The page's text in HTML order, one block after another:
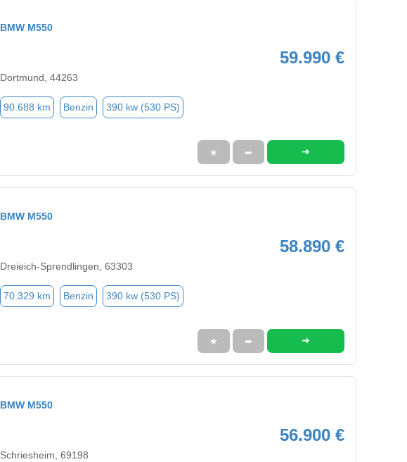
BMW M550
59.990 €
Dortmund, 44263
90.688 km Benzin 390 kw (530 PS)
★ ➦ ➜
BMW M550
58.890 €
Dreieich-Sprendlingen, 63303
70.329 km Benzin 390 kw (530 PS)
★ ➦ ➜
BMW M550
56.900 €
Schriesheim, 69198